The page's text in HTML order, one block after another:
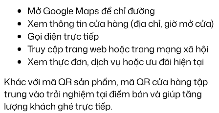
Mở Google Maps để chỉ đường
Xem thông tin cửa hàng (địa chỉ, giờ mở cửa)
Gọi điện trực tiếp
Truy cập trang web hoặc trang mạng xã hội
Xem thực đơn, dịch vụ hoặc ưu đãi hiện tại
Khác với mã QR sản phẩm, mã QR cửa hàng tập
trung vào trải nghiệm tại điểm bán và giúp tăng
lượng khách ghé trực tiếp.